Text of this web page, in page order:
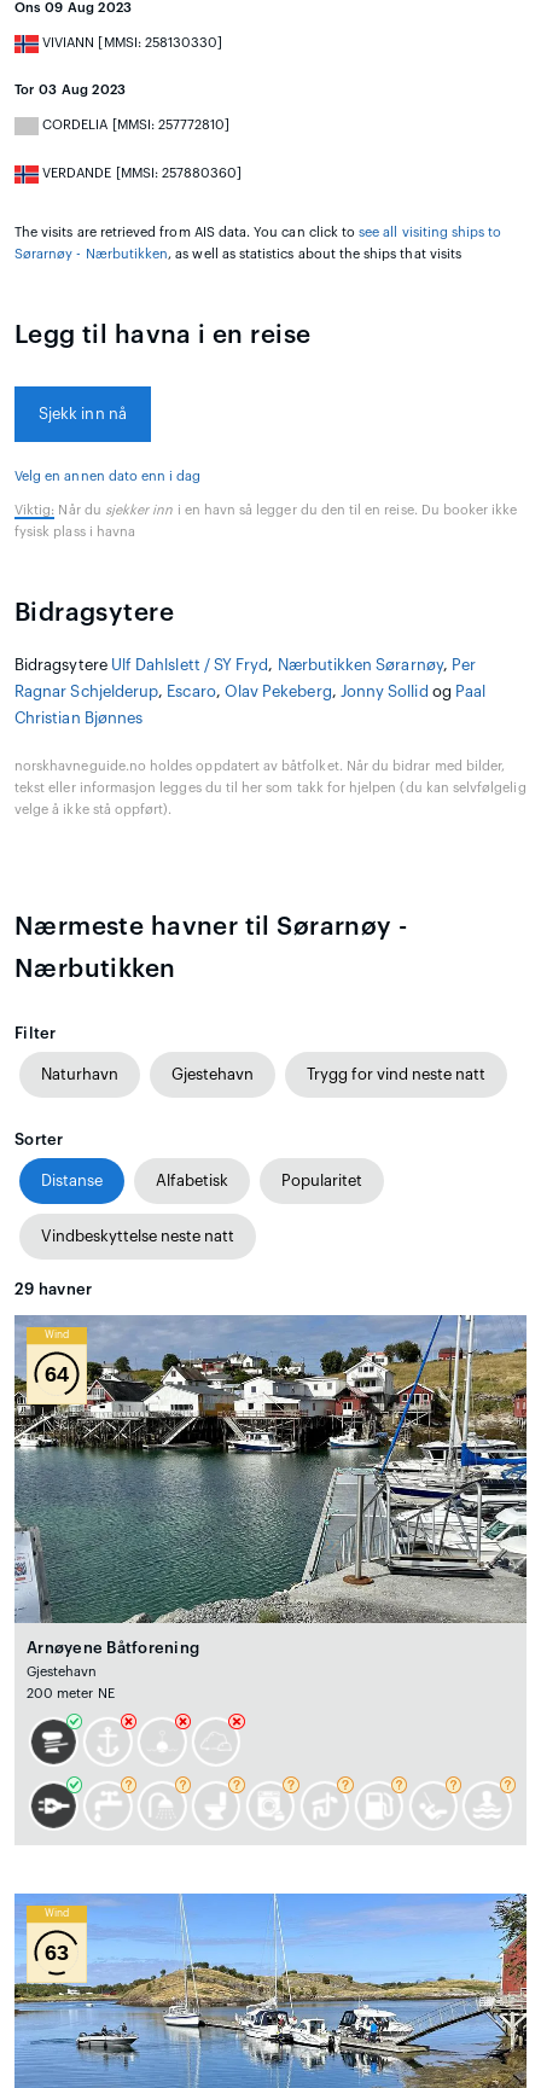
Ons 09 Aug 2023
VIVIANN [MMSI: 258130330]
Tor 03 Aug 2023
CORDELIA [MMSI: 257772810]
VERDANDE [MMSI: 257880360]
The visits are retrieved from AIS data. You can click tosee all visiting ships to
Sørarnøy - Nærbutikken, as well as statistics about the ships that visits
Legg til havna i en reise
Sjekk inn nå
Velg en annen dato enn i dag
Viktig: Når du sjekker inn i en havn så legger du den til en reise. Du booker ikke
fysisk plass i havna
Bidragsytere
Bidragsytere Ulf Dahlslett / SY Fryd , Nærbutikken Sørarnøy, Per
Ragnar Schjelderup, Escaro, Olav Pekeberg, Jonny Sollid og Paal
Christian Bjønnes
norskhavneguide.no holdes oppdatert av båtfolket. Når du bidrar med bilder,
tekst eller informasjon legges du til her som takk for hjelpen (du kan selvfølgelig
velge å ikke stå oppført).
Nærmeste havner til Sørarnøy -
Nærbutikken
Filter
Naturhavn Gjestehavn Trygg for vind neste natt
Sorter
Distanse Alfabetisk Popularitet
Vindbeskyttelse neste natt
29 havner
Wind
64
Arnøyene Båtforening
Gjestehavn
200 meter NE
Wind
63